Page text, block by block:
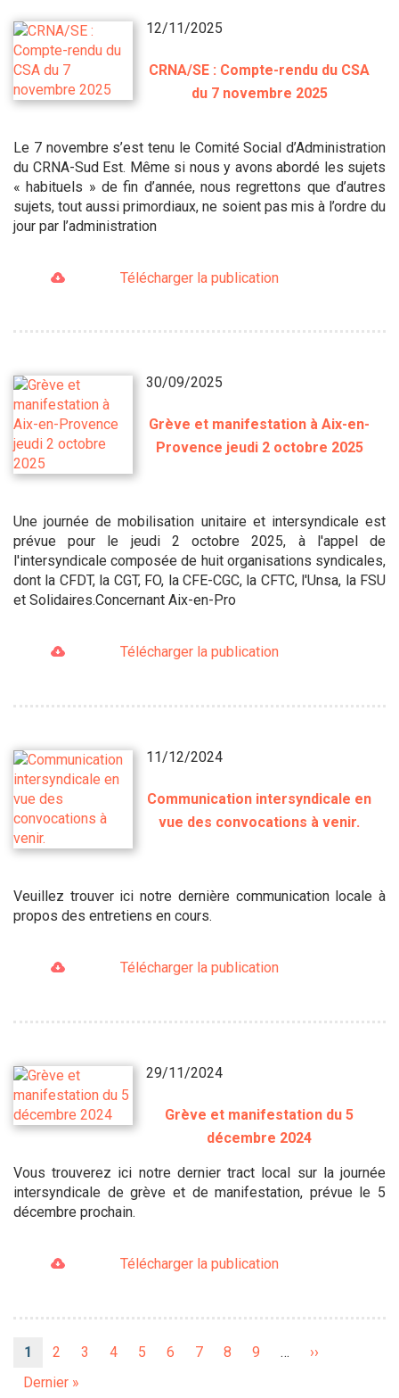
12/11/2025
CRNA/SE : Compte-rendu du CSA
du 7 novembre 2025
Le 7 novembre s’est tenu le Comité Social d’Administration
du CRNA-Sud Est. Même si nous y avons abordé les sujets
« habituels » de fin d’année, nous regrettons que d’autres
sujets, tout aussi primordiaux, ne soient pas mis à l’ordre du
jour par l’administration
Télécharger la publication
30/09/2025
Grève et manifestation à Aix-en-
Provence jeudi 2 octobre 2025
Une journée de mobilisation unitaire et intersyndicale est
prévue pour le jeudi 2 octobre 2025, à l'appel de
l'intersyndicale composée de huit organisations syndicales,
dont la CFDT, la CGT, FO, la CFE-CGC, la CFTC, l'Unsa, la FSU
et Solidaires.Concernant Aix-en-Pro
Télécharger la publication
11/12/2024
Communication intersyndicale en
vue des convocations à venir.
Veuillez trouver ici notre dernière communication locale à
propos des entretiens en cours.
Télécharger la publication
29/11/2024
Grève et manifestation du 5
décembre 2024
Vous trouverez ici notre dernier tract local sur la journée
intersyndicale de grève et de manifestation, prévue le 5
décembre prochain.
Télécharger la publication
Page
1 Page
2 Page
3 Page
4 Page
5 Page
6 Page
7 Page
8 Page
9 …
Page
››
Dernière
Dernier »